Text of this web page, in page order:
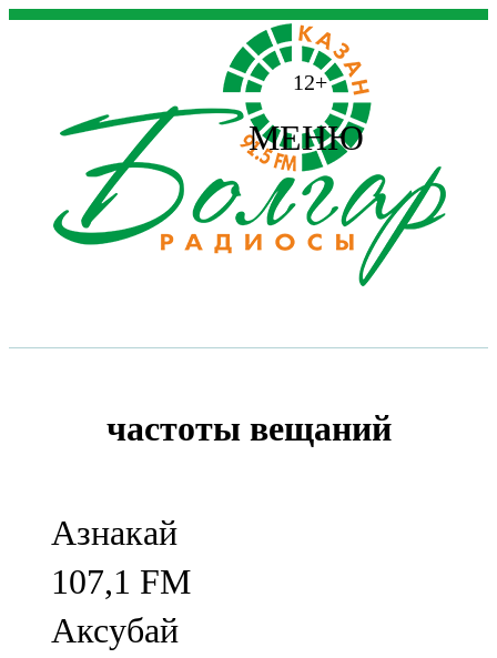
12+
МЕНЮ
частоты вещаний
Азнакай
107,1 FM
Аксубай